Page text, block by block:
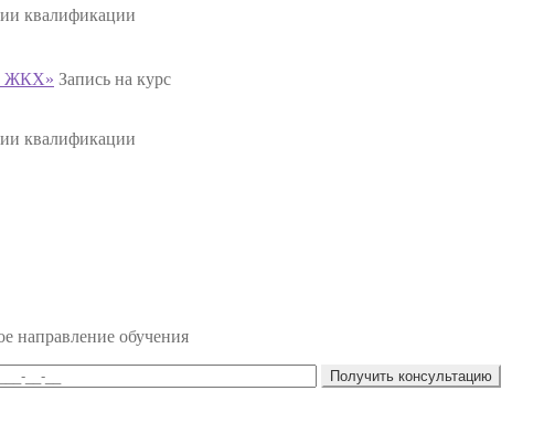
квалификации
ЖКХ» Запись на курс
квалификации
направление обучения